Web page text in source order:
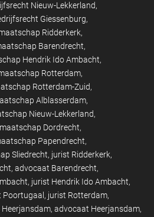
Nieuw-Lekkerland
Giessenburg
Ridderkerk
Barendrecht
Hendrik Ido Ambacht
Rotterdam
Rotterdam-Zuid
Alblasserdam
Nieuw-Lekkerland
Dordrecht
Papendrecht
Sliedrecht jurist Ridderkerk
advocaat Barendrecht
jurist Hendrik Ido Ambacht
Poortugaal
jurist Rotterdam
Heerjansdam advocaat Heerjansdam